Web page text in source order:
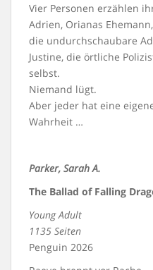
Vier Personen erzählen
Adrien, Orianas
die undurchschaubare
Justine, die örtliche
selbst.
Niemand lügt.
Aber jeder hat eine
Wahrheit …
Parker, Sarah A.
The Ballad of Falling
1135 Seiten
Penguin 2026